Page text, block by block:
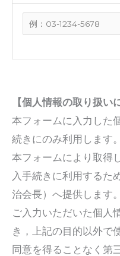
【個人情報の取り扱い
本フォームに入力した
続きにのみ利用します。
本フォームにより取得
入手続きに利用するた
治会長）へ提供します。
ご入力いただいた個人
き，上記の目的以外で
同意を得ることなく第